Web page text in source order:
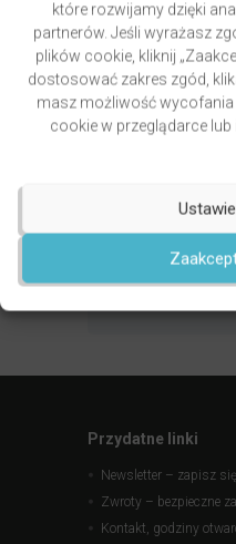
które rozwijamy dzięki
partnerów. Jeśli wyrażasz
plików cookie, kliknij
dostosować zakres zgód,
masz możliwość
cookie w przeglądarce lub
i
Masz aż100 DNI
produktu!
Najnowsze opinie
Przydatne linki
Newsletter – zapisz
Zwroty – bezpieczne
Kontakt, godziny